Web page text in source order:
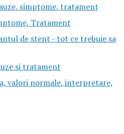
simptome, tratament
Tratament
de stent - tot ce trebuie sa
si tratament
valori normale, interpretare,